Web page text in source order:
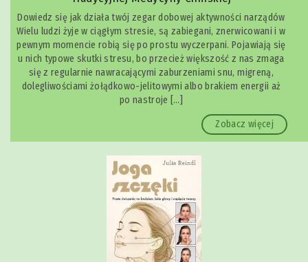
Dowiedz się jak działa twój zegar dobowej aktywności narządów
Wielu ludzi żyje w ciągłym stresie, są zabiegani, znerwicowani i w
pewnym momencie robią się po prostu wyczerpani. Pojawiają się
u nich typowe skutki stresu, bo przecież większość z nas zmaga
się z regularnie nawracającymi zaburzeniami snu, migreną,
dolegliwościami żołądkowo-jelitowymi albo brakiem energii aż
po nastroje […]
Zobacz więcej